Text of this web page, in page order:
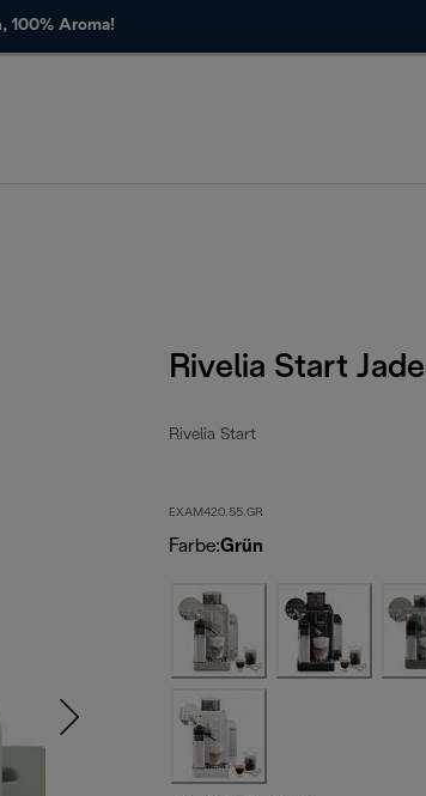
100% Aroma!
Rivelia Start
Rivelia Start
EXAM420.55.GR
Farbe:Grün